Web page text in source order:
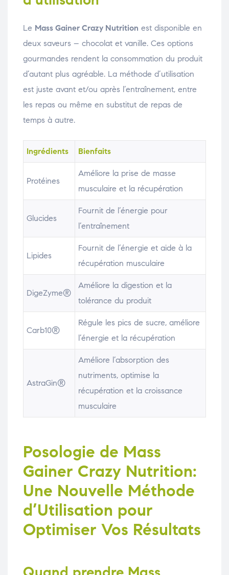
Le Mass Gainer Crazy Nutrition est disponible en
deux saveurs – chocolat et vanille. Ces options
gourmandes rendent la consommation du produit
d’autant plus agréable. La méthode d’utilisation
est juste avant et/ou après l’entraînement, entre
les repas ou même en substitut de repas de
temps à autre.
Ingrédients Bienfaits
Protéines
Améliore la prise de masse
musculaire et la récupération
Glucides
Fournit de l’énergie pour
l’entraînement
Lipides
Fournit de l’énergie et aide à la
récupération musculaire
DigeZyme®
Améliore la digestion et la
tolérance du produit
Carb10®
Régule les pics de sucre, améliore
l’énergie et la récupération
AstraGin®
Améliore l’absorption des
nutriments, optimise la
récupération et la croissance
musculaire
Posologie de Mass
Gainer Crazy Nutrition:
Une Nouvelle Méthode
d’Utilisation pour
Optimiser Vos Résultats